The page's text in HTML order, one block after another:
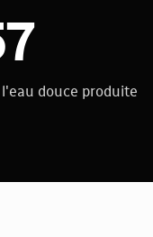
douce produite